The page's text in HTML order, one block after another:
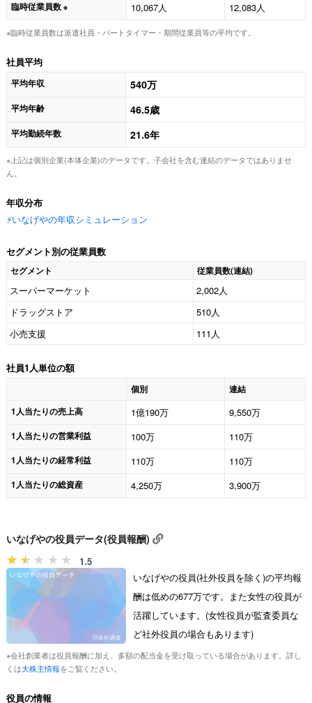
臨時従業員数 ※ 10,067人 12,083人
※臨時従業員数は派遣社員・パートタイマー・期間従業員等の平均です。
社員平均
平均年収 540万
平均年齢 46.5歳
平均勤続年数 21.6年
※上記は個別企業(本体企業)のデータです。子会社を含む連結のデータではありませ
ん。
年収分布
⚡️いなげやの年収シミュレーション
セグメント別の従業員数
セグメント 従業員数(連結)
スーパーマーケット
2,002人
ドラッグストア
510人
小売支援
111人
社員1人単位の額
個別
連結
1人当たりの売上高
1億190万 9,550万
1人当たりの営業利益 100万 110万
1人当たりの経常利益 110万 110万
1人当たりの総資産 4,250万 3,900万
いなげやの役員データ(役員報酬)
1.5
いなげやの役員(社外役員を除く)の平均報
酬は低めの677万です。また女性の役員が
活躍しています。(女性役員が監査委員な
ど社外役員の場合もあります)
※会社創業者は役員報酬に加え、多額の配当金を受け取っている場合があります。詳し
くは大株主情報をご覧ください。
役員の情報